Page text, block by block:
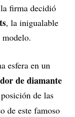
firma decidió
, la inigualable
esfera en un
de diamante
de las
de este famoso